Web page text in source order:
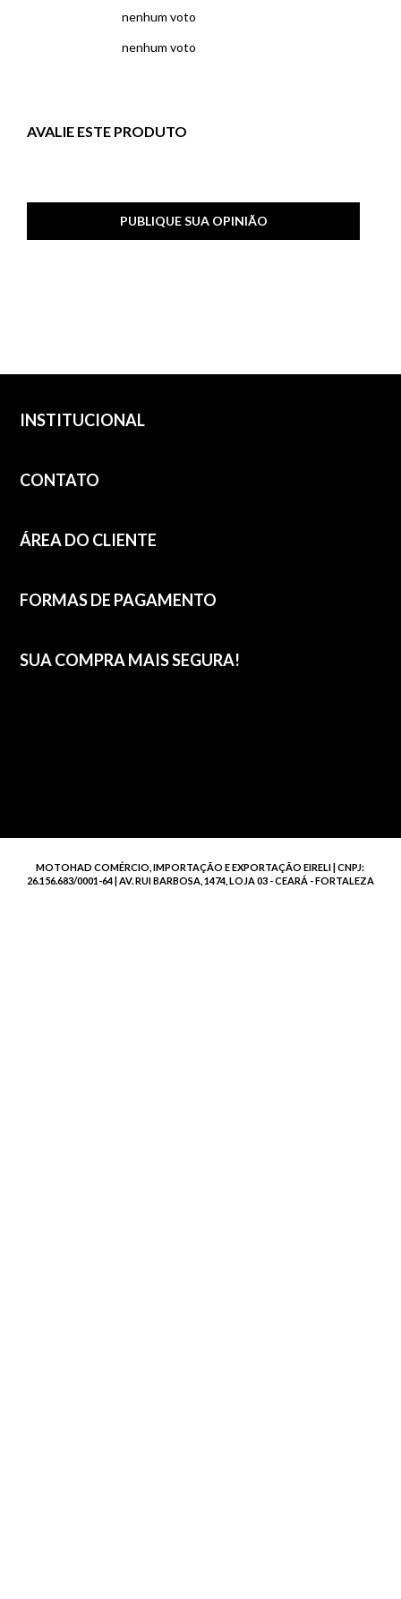
nenhum voto
nenhum voto
AVALIE ESTE PRODUTO
PUBLIQUE SUA OPINIÃO
INSTITUCIONAL
CONTATO
ÁREA DO CLIENTE
FORMAS DE PAGAMENTO
SUA COMPRA MAIS SEGURA!
MOTOHAD COMÉRCIO, IMPORTAÇÃO E EXPORTAÇÃO EIRELI | CNPJ:
26.156.683/0001-64 | AV. RUI BARBOSA, 1474, LOJA 03 - CEARÁ - FORTALEZA